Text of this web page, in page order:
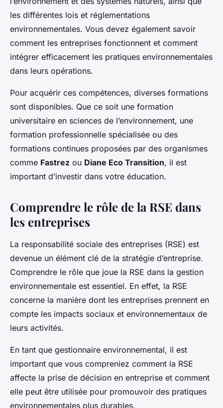
les différentes lois et réglementations
environnementales. Vous devez également savoir
comment les entreprises fonctionnent et comment
intégrer efficacement les pratiques environnementales
dans leurs opérations.
Pour acquérir ces compétences, diverses formations
sont disponibles. Que ce soit une formation
universitaire en sciences de l’environnement, une
formation professionnelle spécialisée ou des
formations continues proposées par des organismes
comme Fastrez ou Diane Eco Transition, il est
important d’investir dans votre éducation.
Comprendre le rôle de la RSE dans
les entreprises
La responsabilité sociale des entreprises (RSE) est
devenue un élément clé de la stratégie d’entreprise.
Comprendre le rôle que joue la RSE dans la gestion
environnementale est essentiel. En effet, la RSE
concerne la manière dont les entreprises prennent en
compte les impacts sociaux et environnementaux de
leurs activités.
En tant que gestionnaire environnemental, il est
important que vous compreniez comment la RSE
affecte la prise de décision en entreprise et comment
elle peut être utilisée pour promouvoir des pratiques
environnementales plus durables.